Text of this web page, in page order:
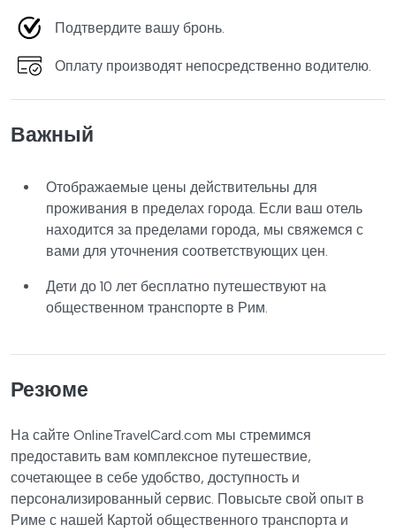
Подтвердите вашу бронь.
Оплату производят непосредственно водителю.
Важный
Отображаемые цены действительны для
проживания в пределах города. Если ваш отель
находится за пределами города, мы свяжемся с
вами для уточнения соответствующих цен.
Дети до 10 лет бесплатно путешествуют на
общественном транспорте в Рим.
Резюме
На сайте OnlineTravelCard.com мы стремимся
предоставить вам комплексное путешествие,
сочетающее в себе удобство, доступность и
персонализированный сервис. Повысьте свой опыт в
Риме с нашей Картой общественного транспорта и